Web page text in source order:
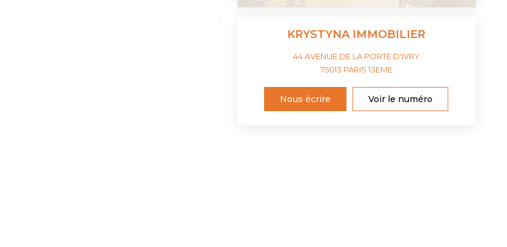
KRYSTYNA IMMOBILIER
44 AVENUE DE LA PORTE D'IVRY
75013 PARIS 13EME
Nous écrire Voir le numéro